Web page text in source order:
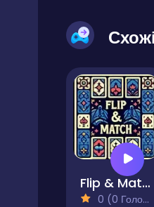
Flip & Match
0 (0 Голосів)